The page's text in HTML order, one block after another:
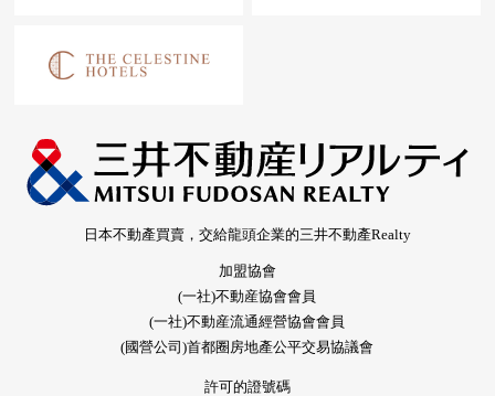
日本不動產買賣，交給龍頭企業的三井不動產Realty
加盟協會
(一社)不動産協會會員
(一社)不動産流通經營協會會員
(國營公司)首都圈房地產公平交易協議會
許可的證號碼